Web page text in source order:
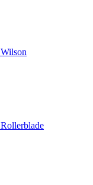
Wilson
Rollerblade